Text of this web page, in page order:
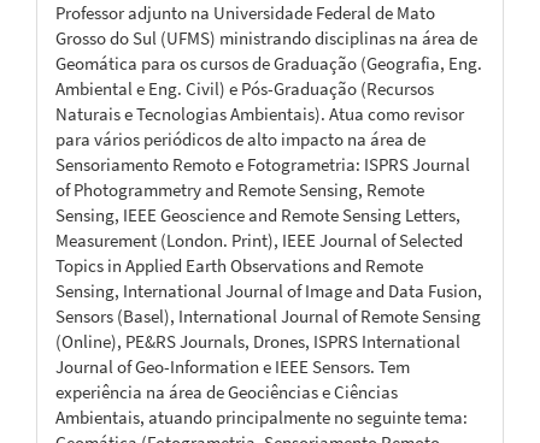
Professor adjunto na Universidade Federal de Mato
Grosso do Sul (UFMS) ministrando disciplinas na área de
Geomática para os cursos de Graduação (Geografia, Eng.
Ambiental e Eng. Civil) e Pós-Graduação (Recursos
Naturais e Tecnologias Ambientais). Atua como revisor
para vários periódicos de alto impacto na área de
Sensoriamento Remoto e Fotogrametria: ISPRS Journal
of Photogrammetry and Remote Sensing, Remote
Sensing, IEEE Geoscience and Remote Sensing Letters,
Measurement (London. Print), IEEE Journal of Selected
Topics in Applied Earth Observations and Remote
Sensing, International Journal of Image and Data Fusion,
Sensors (Basel), International Journal of Remote Sensing
(Online), PE&RS Journals, Drones, ISPRS International
Journal of Geo-Information e IEEE Sensors. Tem
experiência na área de Geociências e Ciências
Ambientais, atuando principalmente no seguinte tema: